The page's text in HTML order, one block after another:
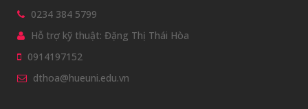
0234 384 5799
Hỗ trợ kỹ thuật: Đặng Thị Thái Hòa
0914197152
dthoa@hueuni.edu.vn